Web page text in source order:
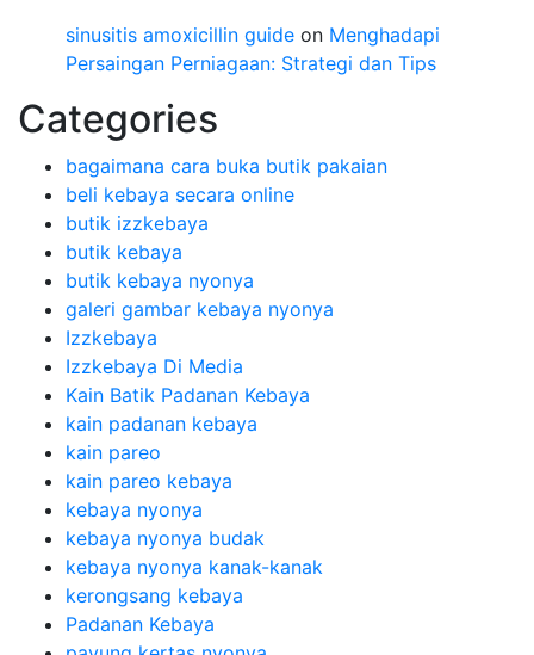
sinusitis amoxicillin guide on Menghadapi
Persaingan Perniagaan: Strategi dan Tips
Categories
bagaimana cara buka butik pakaian
beli kebaya secara online
butik izzkebaya
butik kebaya
butik kebaya nyonya
galeri gambar kebaya nyonya
Izzkebaya
Izzkebaya Di Media
Kain Batik Padanan Kebaya
kain padanan kebaya
kain pareo
kain pareo kebaya
kebaya nyonya
kebaya nyonya budak
kebaya nyonya kanak-kanak
kerongsang kebaya
Padanan Kebaya